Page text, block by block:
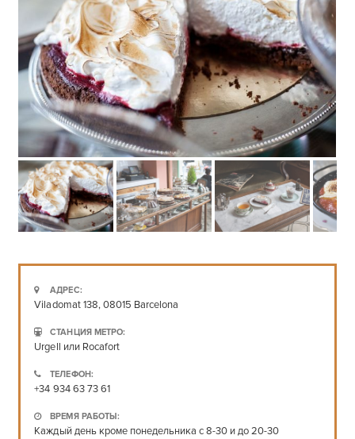
АДРЕС:
Viladomat 138, 08015 Barcelona
СТАНЦИЯ МЕТРО:
Urgell или Rocafort
ТЕЛЕФОН:
+34 934 63 73 61
ВРЕМЯ РАБОТЫ:
Каждый день кроме понедельника с 8-30 и до 20-30